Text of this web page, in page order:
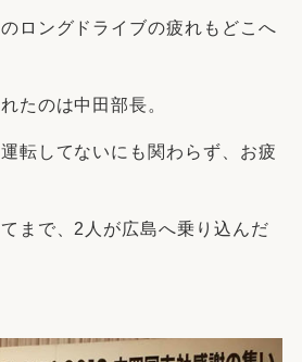
ロングドライブの疲れもどこへ
たのは中田部長。
転してないにも関わらず、お疲
まで、2人が広島へ乗り込んだ